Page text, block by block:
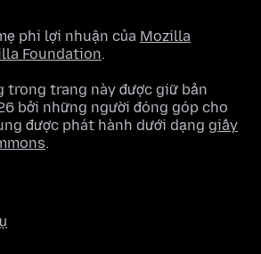
phi lợi nhuận của Mozilla
Foundation.
trong trang này được giữ bản
bởi những người đóng góp cho
được phát hành dưới dạng giấy
.